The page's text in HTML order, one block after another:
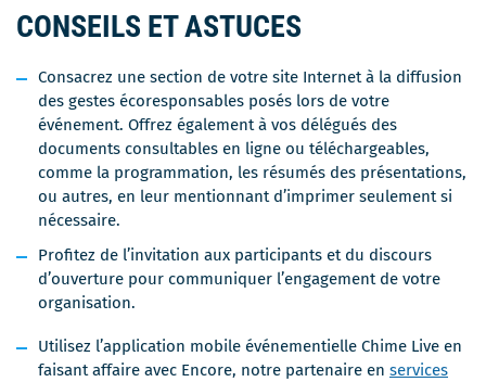
CONSEILS ET ASTUCES
Consacrez une section de votre site Internet à la diffusion
des gestes écoresponsables posés lors de votre
événement. Offrez également à vos délégués des
documents consultables en ligne ou téléchargeables,
comme la programmation, les résumés des présentations,
ou autres, en leur mentionnant d’imprimer seulement si
nécessaire.
Profitez de l’invitation aux participants et du discours
d’ouverture pour communiquer l’engagement de votre
organisation.
Utilisez l’application mobile événementielle Chime Live en
faisant affaire avec Encore, notre partenaire en services